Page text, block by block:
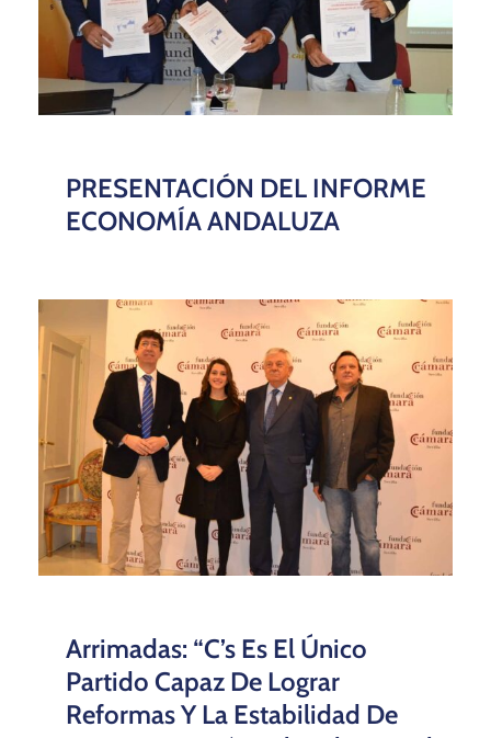
Arrimadas: “C’s Es El Único
Partido Capaz De Lograr
Reformas Y La Estabilidad De
España A Través Del Dialogo Y El
Grupo MPE